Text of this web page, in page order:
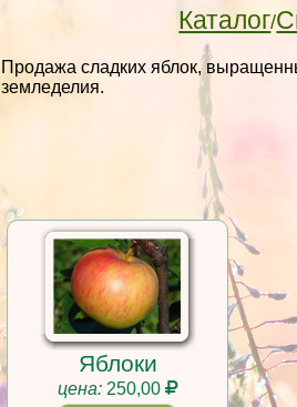
Каталог/
Продажа сладких яблок,
земледелия.
Яблоки
цена: 250,00